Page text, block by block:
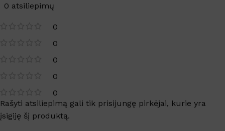
0 atsiliepimų
0
0
0
0
0
Rašyti atsiliepimą gali tik prisijungę pirkėjai, kurie yra
įsigiję šį produktą.